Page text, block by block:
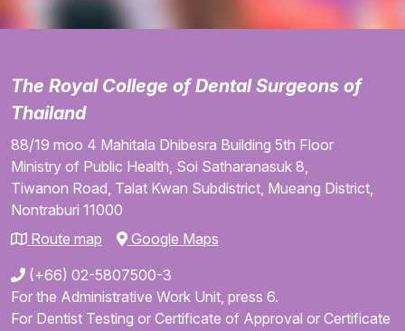
The Royal College of Dental Surgeons of
Thailand
88/19 moo 4 Mahitala Dhibesra Building 5th Floor
Ministry of Public Health, Soi Satharanasuk 8,
Tiwanon Road, Talat Kwan Subdistrict, Mueang District,
Nontraburi 11000
Route map
Google Maps
(+66) 02-5807500-3
For the Administrative Work Unit, press 6.
For Dentist Testing or Certificate of Approval or Certificate